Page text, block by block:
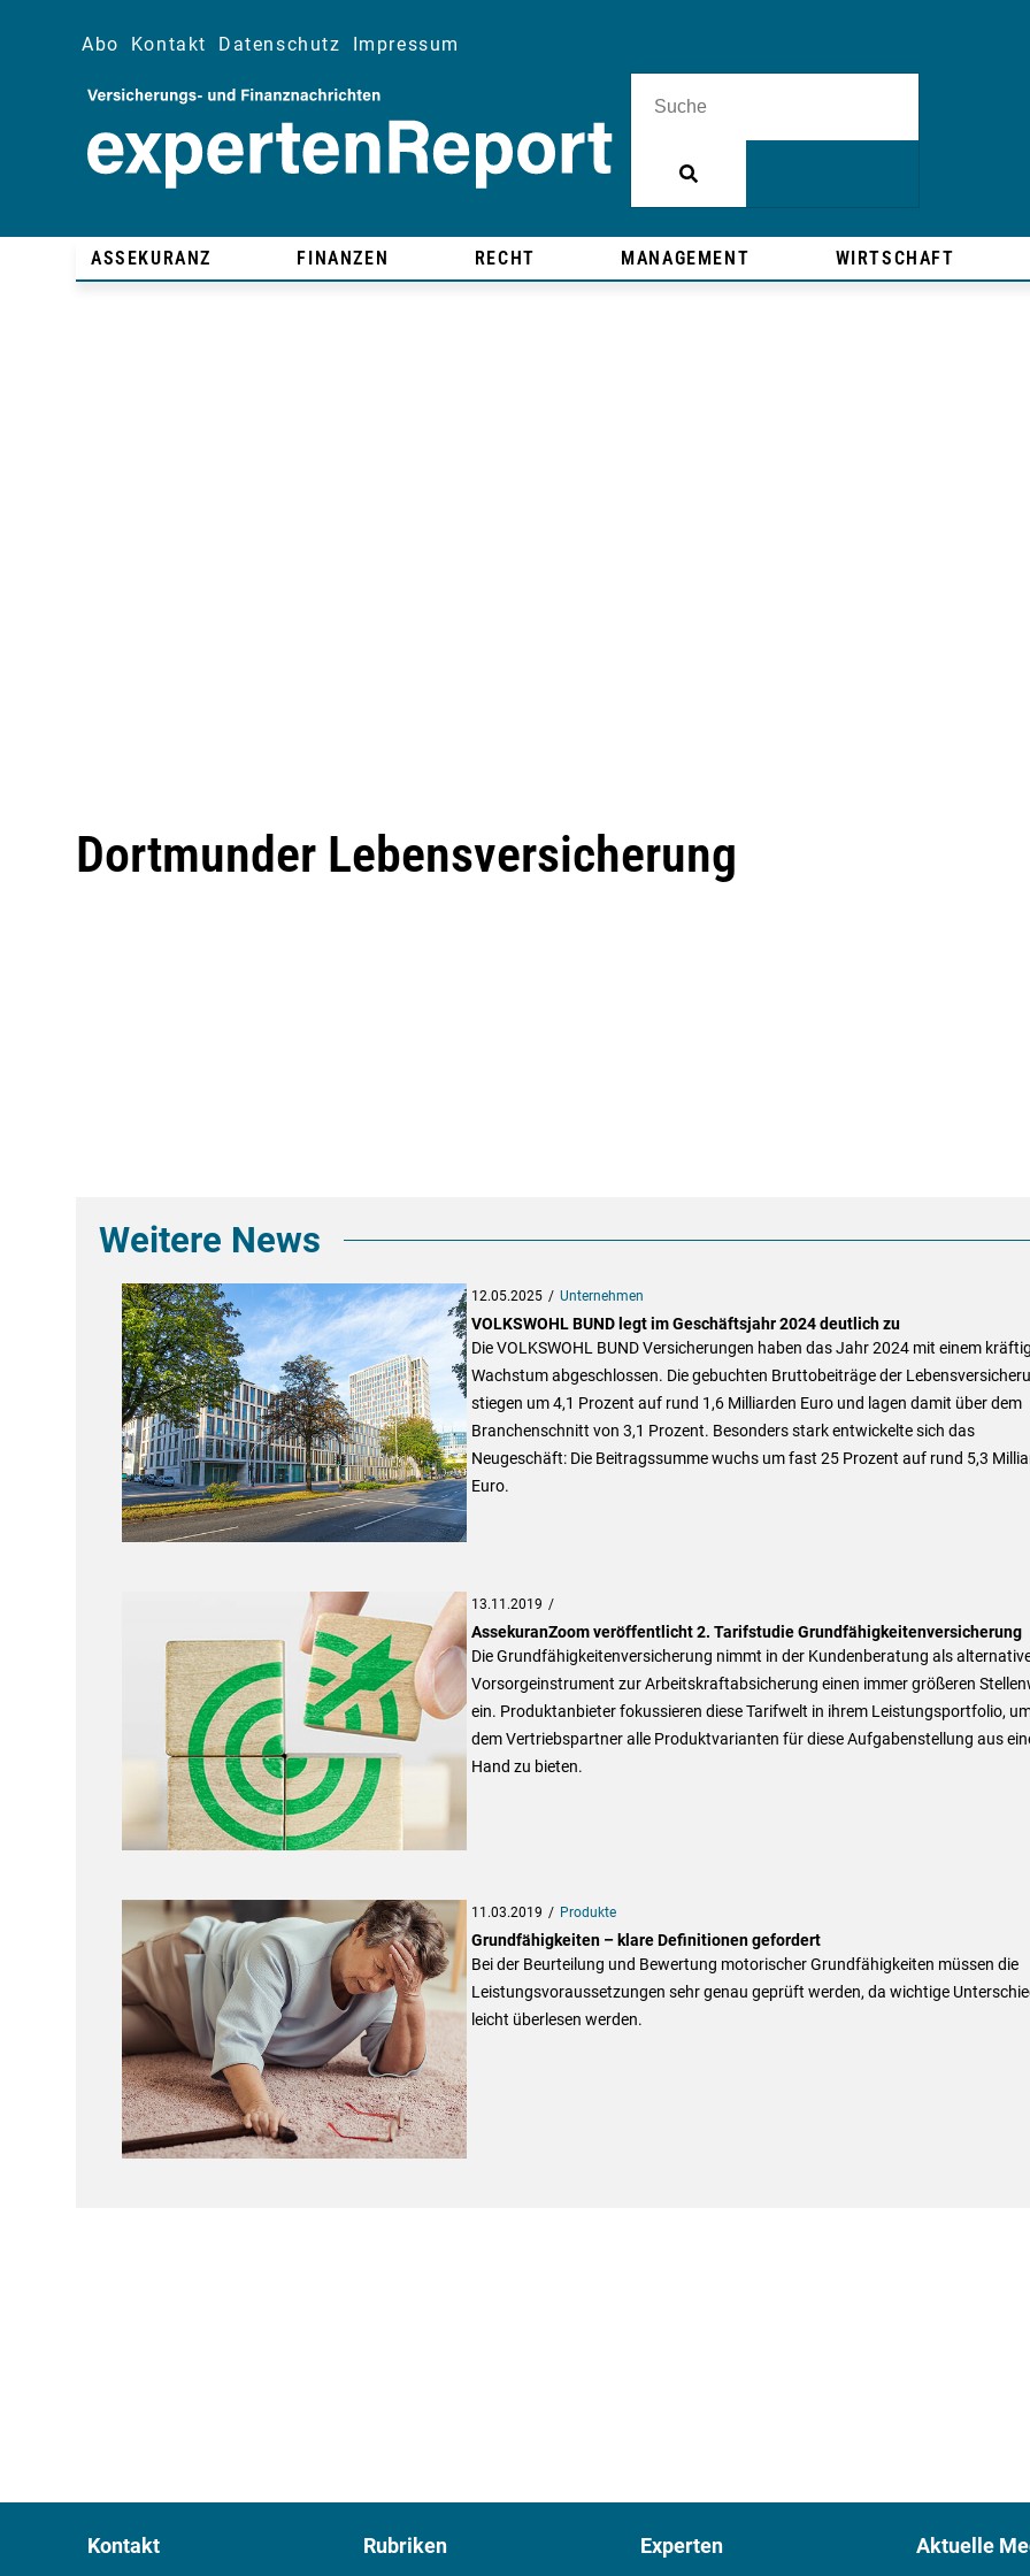
Abo Kontakt Datenschutz Impressum
ASSEKURANZ FINANZEN RECHT MANAGEMENT WIRTSCHAFT
Dortmunder Lebensversicherung
Weitere News
12.05.2025 Unternehmen
VOLKSWOHL BUND legt im Geschäftsjahr 2024 deutlich zu
Die VOLKSWOHL BUND Versicherungen haben das Jahr 2024 mit einem
Wachstum abgeschlossen. Die gebuchten Bruttobeiträge der
stiegen um 4,1 Prozent auf rund 1,6 Milliarden Euro und lagen damit über dem
Branchenschnitt von 3,1 Prozent. Besonders stark entwickelte sich das
Neugeschäft: Die Beitragssumme wuchs um fast 25 Prozent auf rund 5,3
Euro.
13.11.2019
AssekuranZoom veröffentlicht 2. Tarifstudie Grundfähigkeitenversicherung
Die Grundfähigkeitenversicherung nimmt in der Kundenberatung als
Vorsorgeinstrument zur Arbeitskraftabsicherung einen immer größeren
ein. Produktanbieter fokussieren diese Tarifwelt in ihrem Leistungsportfolio,
dem Vertriebspartner alle Produktvarianten für diese Aufgabenstellung aus
Hand zu bieten.
11.03.2019 Produkte
Grundfähigkeiten – klare Definitionen gefordert
Bei der Beurteilung und Bewertung motorischer Grundfähigkeiten müssen die
Leistungsvoraussetzungen sehr genau geprüft werden, da wichtige
leicht überlesen werden.
Kontakt Rubriken Experten Aktuelle